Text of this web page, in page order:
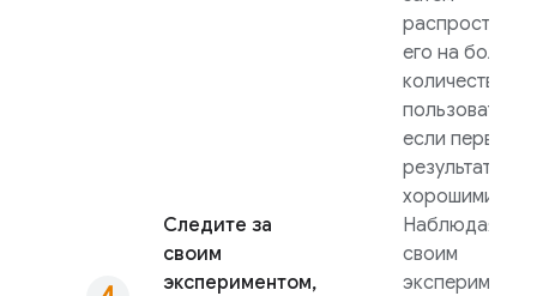
Следите за
своим
экспериментом,
его на
количество
если первые
результаты
хорошими.
Наблюдая за
своим